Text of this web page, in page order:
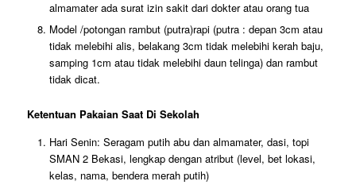
almamater ada surat izin sakit dari dokter atau orang tua
Model /potongan rambut (putra)rapi (putra : depan 3cm atau
tidak melebihi alis, belakang 3cm tidak melebihi kerah baju,
samping 1cm atau tidak melebihi daun telinga) dan rambut
tidak dicat.
Ketentuan Pakaian Saat Di Sekolah
Hari Senin: Seragam putih abu dan almamater, dasi, topi
SMAN 2 Bekasi, lengkap dengan atribut (level, bet lokasi,
kelas, nama, bendera merah putih)